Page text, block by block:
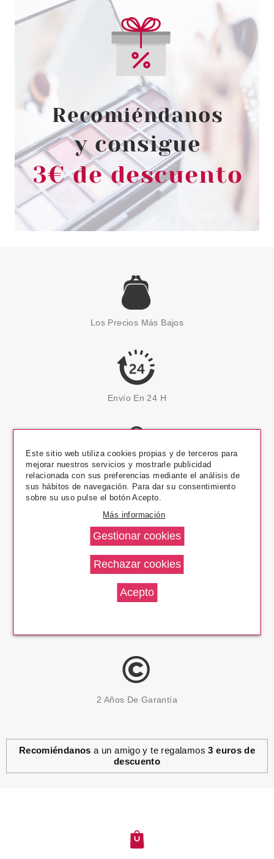
Los Precios Más Bajos
Envío En 24 H
Pago Seguro
14 Días Devolución
2 Años De Garantía
Recomiéndanos a un amigo y te regalamos3 euros de
descuento
Este sitio web utiliza cookies propias y de terceros para
mejorar nuestros servicios y mostrarle publicidad
relacionada con sus preferencias mediante el análisis de
sus hábitos de navegación. Para dar su consentimiento
sobre su uso pulse el botón Acepto.
Más información